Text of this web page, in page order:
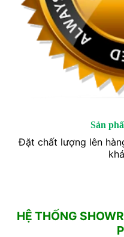
Sản
Đặt chất lượng lên
HỆ THỐNG